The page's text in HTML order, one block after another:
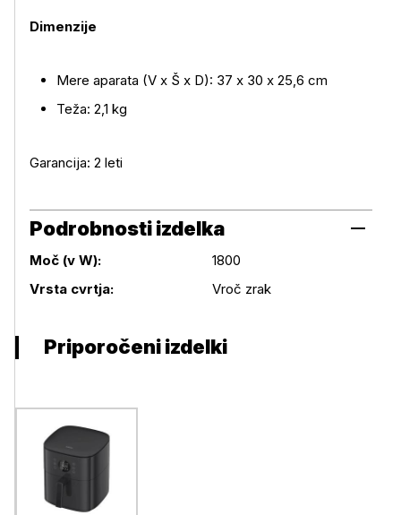
Dimenzije
Mere aparata (V x Š x D): 37 x 30 x 25,6 cm
Teža: 2,1 kg
Garancija: 2 leti
Podrobnosti izdelka
Podrobnosti izdelka
Moč (v W):
1800
Vrsta cvrtja:
Vroč zrak
Priporočeni izdelki